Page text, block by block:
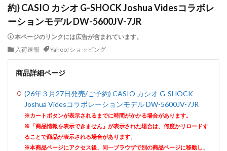
約) CASIO カシオ G-SHOCK Joshua Videsコラボレ
ーションモデル DW-5600JV-7JR
本ページのリンクには広告が含まれています。
入荷速報
Yahoo!ショッピング
商品詳細ページ
(26年３月27日発売/ご予約) CASIO カシオ G-SHOCK
Joshua Videsコラボレーションモデル DW-5600JV-7JR
※カートボタンが表示されるまでに時間がかかる場合があります。
※「商品情報を表示できません」が表示された場合は、何度かリロードす
ることで商品が表示される場合があります。
※本商品ページにアクセス後、同一ブラウザで別の商品ページに移動し、